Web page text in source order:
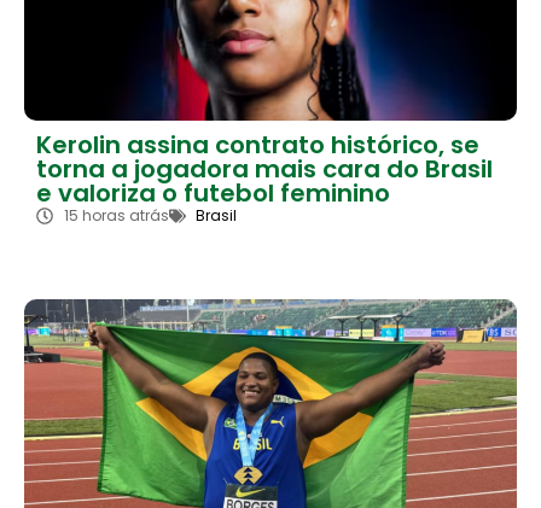
Kerolin assina contrato histórico, se
torna a jogadora mais cara do Brasil
e valoriza o futebol feminino
15 horas atrás Brasil